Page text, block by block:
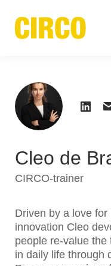
Cleo de
CIRCO-trainer
Driven by a love
innovation Cleo
people re-value
in daily life through